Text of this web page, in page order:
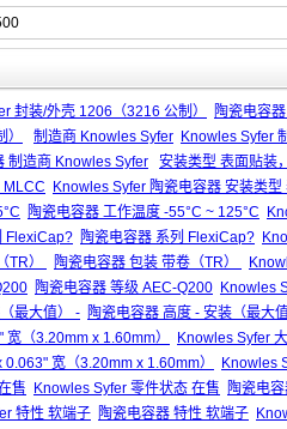
封装/外壳 1206（3216 公制） 陶瓷电容
制造商 Knowles Syfer Knowles Syfer
制造商 Knowles Syfer 安装类型 表面贴装
MLCC Knowles Syfer 陶瓷电容器 安装类
陶瓷电容器 工作温度 -55°C ~ 125°C
FlexiCap? 陶瓷电容器 系列 FlexiCap?
TR） 陶瓷电容器 包装 带卷（TR）
陶瓷电容器 等级 AEC-Q200 Knowles
最大值） - 陶瓷电容器 高度 - 安装（最大
（3.20mm x 1.60mm）
Knowles Syfer
宽（3.20mm x 1.60mm）
Knowles
售 Knowles Syfer 零件状态 在售 陶瓷电
特性 软端子 陶瓷电容器 特性 软端子